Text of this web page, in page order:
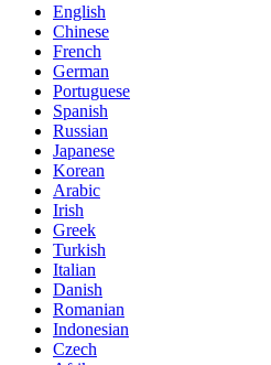
English
Chinese
French
German
Portuguese
Spanish
Russian
Japanese
Korean
Arabic
Irish
Greek
Turkish
Italian
Danish
Romanian
Indonesian
Czech